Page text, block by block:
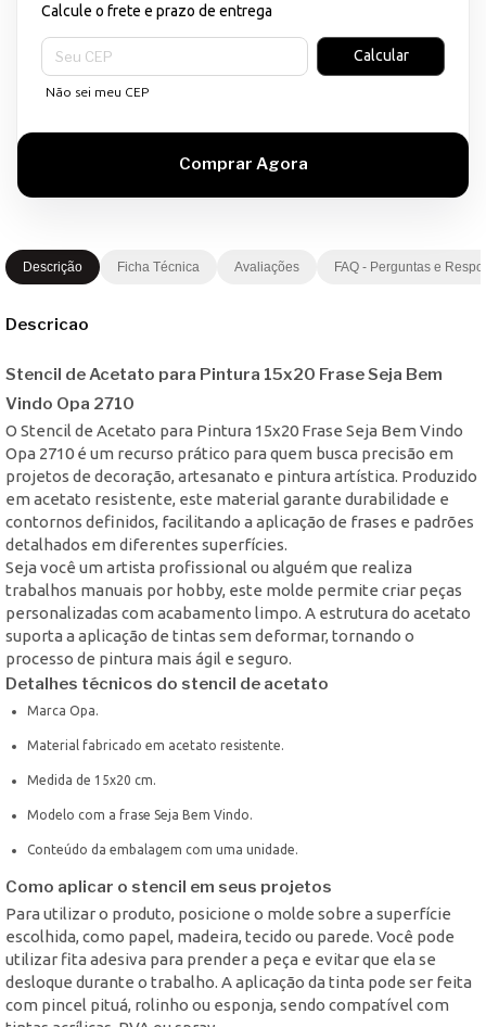
Calcule o frete e prazo de entrega
Entregas para o CEP:
Calcular
Não sei meu CEP
Descrição Ficha Técnica Avaliações FAQ - Perguntas e
Descricao
Stencil de Acetato para Pintura 15x20 Frase Seja Bem
Vindo Opa 2710
O Stencil de Acetato para Pintura 15x20 Frase Seja Bem Vindo
Opa 2710 é um recurso prático para quem busca precisão em
projetos de decoração, artesanato e pintura artística. Produzido
em acetato resistente, este material garante durabilidade e
contornos definidos, facilitando a aplicação de frases e padrões
detalhados em diferentes superfícies.
Seja você um artista profissional ou alguém que realiza
trabalhos manuais por hobby, este molde permite criar peças
personalizadas com acabamento limpo. A estrutura do acetato
suporta a aplicação de tintas sem deformar, tornando o
processo de pintura mais ágil e seguro.
Detalhes técnicos do stencil de acetato
Marca Opa.
Material fabricado em acetato resistente.
Medida de 15x20 cm.
Modelo com a frase Seja Bem Vindo.
Conteúdo da embalagem com uma unidade.
Como aplicar o stencil em seus projetos
Para utilizar o produto, posicione o molde sobre a superfície
escolhida, como papel, madeira, tecido ou parede. Você pode
utilizar fita adesiva para prender a peça e evitar que ela se
desloque durante o trabalho. A aplicação da tinta pode ser feita
com pincel pituá, rolinho ou esponja, sendo compatível com